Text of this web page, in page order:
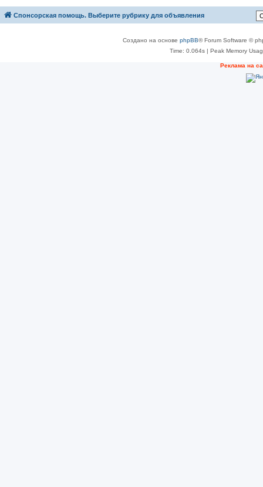
Спонсорская помощь. Выберите рубрику для объявления
Создано на основе phpBB® Forum Software ©
Time: 0.064s| Peak Memory
Реклама на